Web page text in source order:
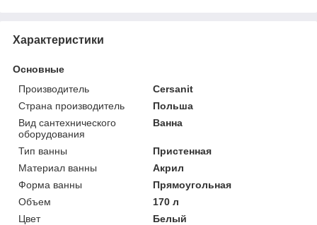
Характеристики
Основные
Производитель
Cersanit
Страна производитель
Польша
Вид сантехнического
оборудования
Ванна
Тип ванны
Пристенная
Материал ванны
Акрил
Форма ванны
Прямоугольная
Объем
170 л
Цвет
Белый